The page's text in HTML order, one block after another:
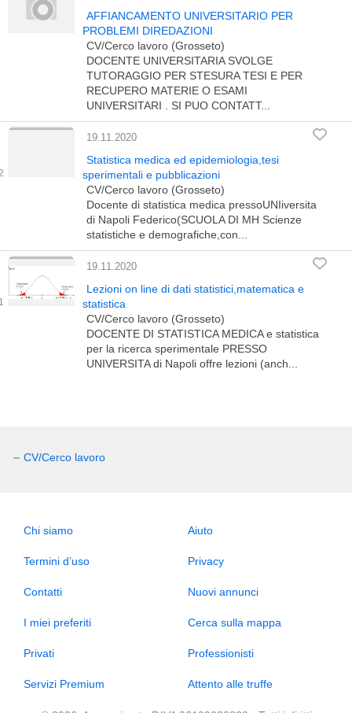
AFFIANCAMENTO UNIVERSITARIO PER
PROBLEMI DIREDAZIONI
CV/Cerco lavoro (Grosseto)
DOCENTE UNIVERSITARIA SVOLGE
TUTORAGGIO PER STESURA TESI E PER
RECUPERO MATERIE O ESAMI
UNIVERSITARI . SI PUO CONTATT...
19.11.2020
Statistica medica ed epidemiologia,tesi
sperimentali e pubblicazioni
CV/Cerco lavoro (Grosseto)
Docente di statistica medica pressoUNIiversita
di Napoli Federico(SCUOLA DI MH Scienze
statistiche e demografiche,con...
19.11.2020
Lezioni on line di dati statistici,matematica e
statistica
CV/Cerco lavoro (Grosseto)
DOCENTE DI STATISTICA MEDICA e statistica
per la ricerca sperimentale PRESSO
UNIVERSITA di Napoli offre lezioni (anch...
CV/Cerco lavoro
Chi siamo Aiuto
Termini d’uso Privacy
Contatti Nuovi annunci
I miei preferiti Cerca sulla mappa
Privati Professionisti
Servizi Premium Attento alle truffe